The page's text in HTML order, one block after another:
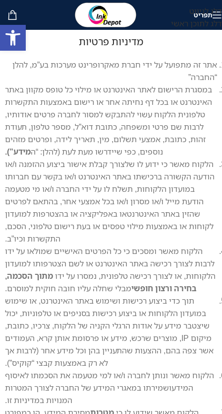
דלג לניווט
דלג לתוכן ראשי
תפריט
מדיניות פרטיות
אתר זה מתפועל על ידי חברת מאקרופרינט מערכות בע”מ, להלן
“החברה”
במסגרת הרישום לאתר האינטרנט או מילוי כל טופס מקוון באתר
האינטרנט או בכל דף נחיתה אחר או רישום באמצעות התקשרות
טלפונית הלקוח עשוי להתבקש למסור לחברה פרטים אודותיו,
לרבות שם פרטי ומשפחה, כתובת דוא”ל, מספר טלפון, תעודת
זהות, כתובת, אמצעי תשלום, מין, תאריך לידה, ופרטים מזהים
נוספים, כפי שיידרשו מעת לעת (להלן: “המידע”).
הלקוח מאשר כי ידוע לו שלצורך קבלת אישור ביצוע ההזמנה ו/או
הודעה הקשורה ברכישתו באתר האינטרנט ו/או בקשר עם חברותו
במועדון הלקוחות, תשלח לו על ידי החברה ו/או מי מטעמה
הודעת מייל ו/או מסרון ו/או בכל אמצעי אחר, בהתאם לפרטים
שהזין באתר האינטרנטאו באפליקציה או בהצטרפות למועדון
לקוחות או באמצעות מילוי טפסים או בעת רישום טלפוני, הסכם,
התקשרות וכיו”ב.
הלקוח מאשר ומסכים כי כל הפרטים האישיים שמולאו על ידו
לרבות לצורך רכישה באתר האינטרנט או לשם הצטרפותו למועדון
הלקוחות, או לצורך רכישה טלפונית, נמסרו על ידומתוך הסכמה,
בחירה ורצון חופשימבלי שחלה עליו חובה חוקית למוסרם.
תוך כדי ביצוע רכישות ושימוש באתר האינטרנט, או שימוש
במועדון הלקוחות או ביצוע רכישות בסניפים או טלפוניות, יכול
שיצטבר מידע על אודות הרגלי הקניה של הלקוח, צרכיו, כתובת,
מיקום IP, מוצרים שרכש, מידע או פרסומת אותן קרא, העמודים
אשר צפה בהם, ההצעות שהתעניין בהן וכל מידע אחר (לרבות אך
לא רק באמצעות קבצי “קוקיס”).
הלקוח מאשר ונותן לחברה ו/או למי מטעמה את הסכמתו לאיסוף
המידעושמירתו במאגרי המידע של החברה לצורך המטרות
המנויות במדיניות זו.
פתח